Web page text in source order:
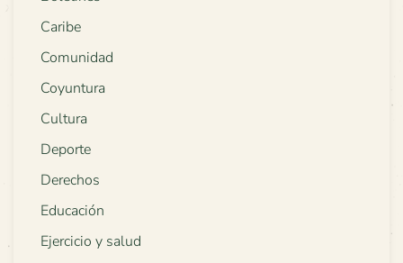
Caribe
Comunidad
Coyuntura
Cultura
Deporte
Derechos
Educación
Ejercicio y salud